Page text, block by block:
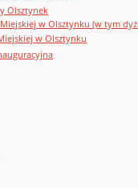
Olsztynek
w Olsztynku (w tym
w Olsztynku